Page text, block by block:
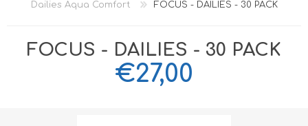
Dailies Aqua Comfort
FOCUS - DAILIES - 30 PACK
FOCUS - DAILIES - 30 PACK
€27,00